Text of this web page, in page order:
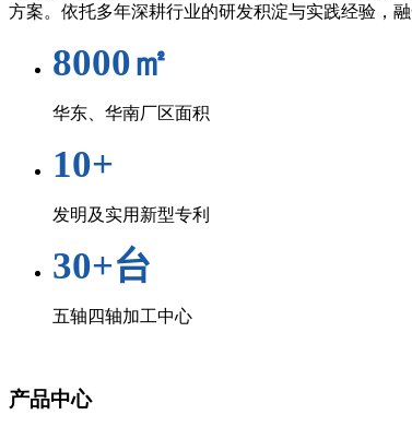
方案。依托多年深耕行业的研发积淀与实践经验，
8000㎡
华东、华南厂区面积
10+
发明及实用新型专利
30+台
五轴四轴加工中心
产品中心